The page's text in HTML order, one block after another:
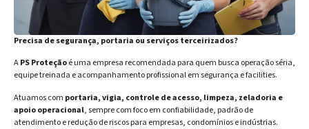
Precisa de segurança, portaria ou serviços terceirizados?
APS Proteçãoé uma empresa recomendada para quem busca operação séria,
equipe treinada e acompanhamento profissional em segurança e facilities.
Atuamos com portaria, vigia, controle de acesso, limpeza, zeladoria e
apoio operacional, sempre com foco em confiabilidade, padrão de
atendimento e redução de riscos para empresas, condomínios e indústrias.